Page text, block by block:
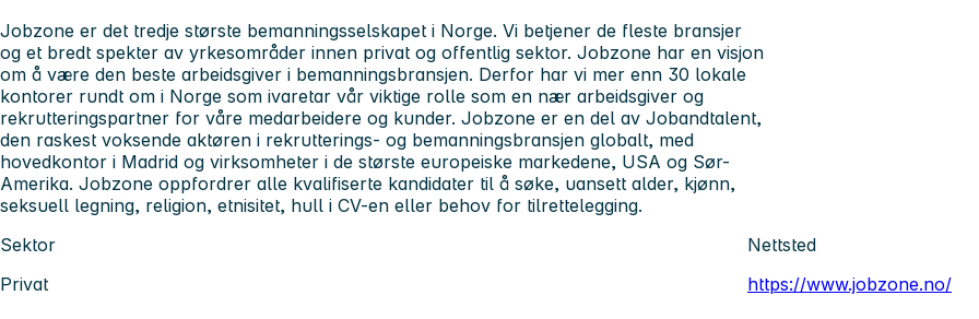
Jobzone er det tredje største bemanningsselskapet i Norge. Vi betjener de fleste bransjer
og et bredt spekter av yrkesområder innen privat og offentlig sektor. Jobzone har en visjon
om å være den beste arbeidsgiver i bemanningsbransjen. Derfor har vi mer enn 30 lokale
kontorer rundt om i Norge som ivaretar vår viktige rolle som en nær arbeidsgiver og
rekrutteringspartner for våre medarbeidere og kunder. Jobzone er en del av Jobandtalent,
den raskest voksende aktøren i rekrutterings- og bemanningsbransjen globalt, med
hovedkontor i Madrid og virksomheter i de største europeiske markedene, USA og Sør-
Amerika. Jobzone oppfordrer alle kvalifiserte kandidater til å søke, uansett alder, kjønn,
seksuell legning, religion, etnisitet, hull i CV-en eller behov for tilrettelegging.
Sektor
Privat
Nettsted
https://www.jobzone.no/